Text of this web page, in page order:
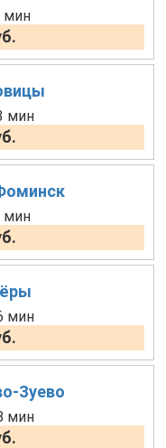
мин
мин
мин
мин
Зуево
мин